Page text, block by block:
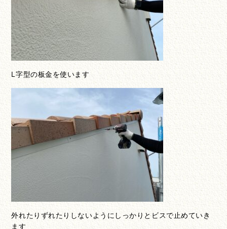
L字型の板金を使います
外れたりずれたりしないようにしっかりとビスで止めていき
ます